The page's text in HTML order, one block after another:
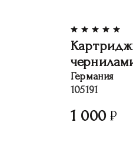
Германия
105191
1 000